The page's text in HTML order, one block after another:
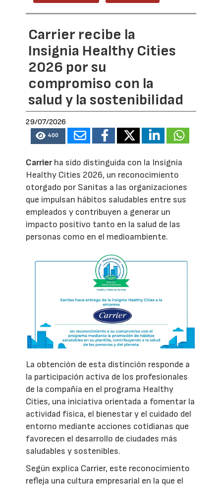
Carrier recibe la
Insignia Healthy Cities
2026 por su
compromiso con la
salud y la sostenibilidad
29/07/2026
400
Carrierha sido distinguida con la Insignia
Healthy Cities 2026, un reconocimiento
otorgado por Sanitas a las organizaciones
que impulsan hábitos saludables entre sus
empleados y contribuyen a generar un
impacto positivo tanto en la salud de las
personas como en el medioambiente.
La obtención de esta distinción responde a
la participación activa de los profesionales
de la compañía en el programa Healthy
Cities, una iniciativa orientada a fomentar la
actividad física, el bienestar y el cuidado del
entorno mediante acciones cotidianas que
favorecen el desarrollo de ciudades más
saludables y sostenibles.
Según explica Carrier, este reconocimiento
refleja una cultura empresarial en la que el